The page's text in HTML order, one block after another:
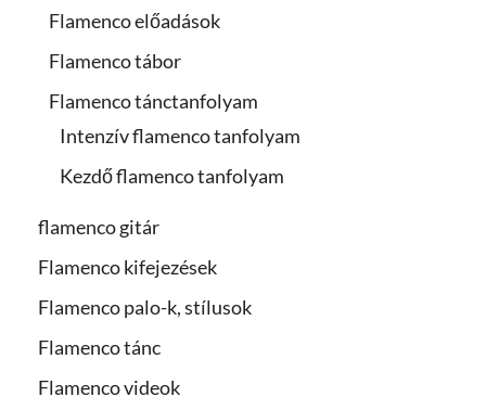
Flamenco előadások
Flamenco tábor
Flamenco tánctanfolyam
Intenzív flamenco tanfolyam
Kezdő flamenco tanfolyam
flamenco gitár
Flamenco kifejezések
Flamenco palo-k, stílusok
Flamenco tánc
Flamenco videok